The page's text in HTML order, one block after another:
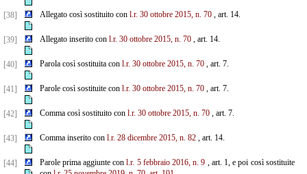
[38] Allegato così sostituito con l.r. 30 ottobre 2015, n. 70, art. 14.
[39] Allegato inserito con l.r. 30 ottobre 2015, n. 70, art. 14.
[40] Parola così sostituita con l.r. 30 ottobre 2015, n. 70, art. 7.
[41] Parole così sostituite con l.r. 30 ottobre 2015, n. 70, art. 7.
[42] Comma così sostituito con l.r. 30 ottobre 2015, n. 70, art. 7.
[43] Comma inserito con l.r. 28 dicembre 2015, n. 82, art. 14.
[44] Parole prima aggiunte conl.r. 5 febbraio 2016, n. 9 , art. 1, e poi così sostituite